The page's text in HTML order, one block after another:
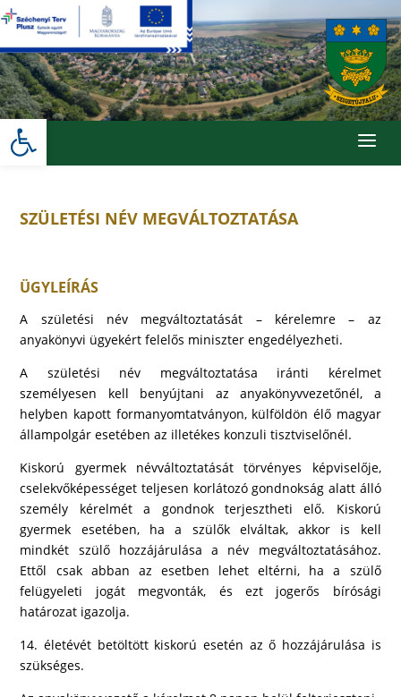
Skip
to
content
Eszköztár megnyitása a
SZÜLETÉSI NÉV MEGVÁLTOZTATÁSA
ÜGYLEÍRÁS
A születési név megváltoztatását – kérelemre – az
anyakönyvi ügyekért felelős miniszter engedélyezheti.
A születési név megváltoztatása iránti kérelmet
személyesen kell benyújtani az anyakönyvvezetőnél, a
helyben kapott formanyomtatványon, külföldön élő magyar
állampolgár esetében az illetékes konzuli tisztviselőnél.
Kiskorú gyermek névváltoztatását törvényes képviselője,
cselekvőképességet teljesen korlátozó gondnokság alatt álló
személy kérelmét a gondnok terjesztheti elő. Kiskorú
gyermek esetében, ha a szülők elváltak, akkor is kell
mindkét szülő hozzájárulása a név megváltoztatásához.
Ettől csak abban az esetben lehet eltérni, ha a szülő
felügyeleti jogát megvonták, és ezt jogerős bírósági
határozat igazolja.
14. életévét betöltött kiskorú esetén az ő hozzájárulása is
szükséges.